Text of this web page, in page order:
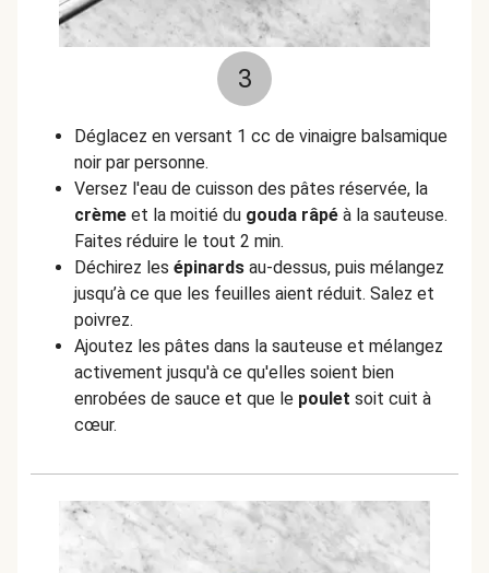
3
Déglacez en versant 1 cc de vinaigre balsamique
noir par personne.
Versez l'eau de cuisson des pâtes réservée, la
crème et la moitié du gouda râpé à la sauteuse.
Faites réduire le tout 2 min.
Déchirez les épinards au-dessus, puis mélangez
jusqu’à ce que les feuilles aient réduit. Salez et
poivrez.
Ajoutez les pâtes dans la sauteuse et mélangez
activement jusqu'à ce qu'elles soient bien
enrobées de sauce et que le poulet soit cuit à
cœur.